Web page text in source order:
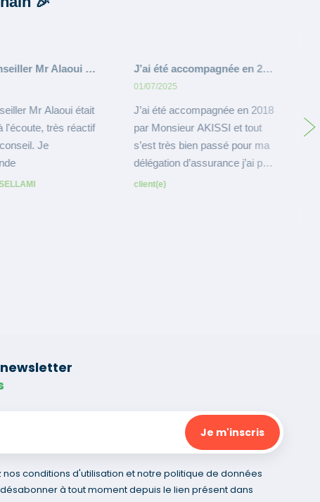
conditions d'utilisation et notre politique de données
à tout moment depuis le lien présent dans